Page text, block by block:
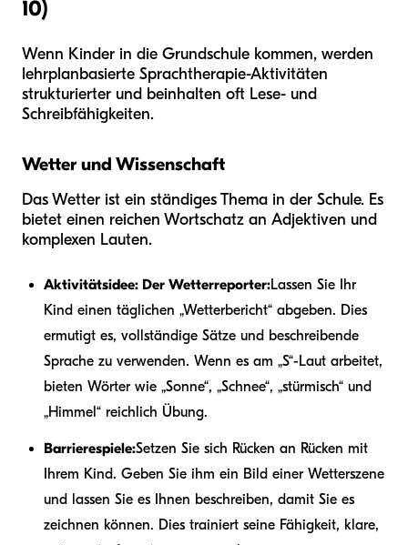
10)
Wenn Kinder in die Grundschule kommen, werden
lehrplanbasierte Sprachtherapie-Aktivitäten
strukturierter und beinhalten oft Lese- und
Schreibfähigkeiten.
Wetter und Wissenschaft
Das Wetter ist ein ständiges Thema in der Schule. Es
bietet einen reichen Wortschatz an Adjektiven und
komplexen Lauten.
Aktivitätsidee: Der Wetterreporter:Lassen Sie Ihr
Kind einen täglichen „Wetterbericht“ abgeben. Dies
ermutigt es, vollständige Sätze und beschreibende
Sprache zu verwenden. Wenn es am „S“-Laut arbeitet,
bieten Wörter wie „Sonne“, „Schnee“, „stürmisch“ und
„Himmel“ reichlich Übung.
Barrierespiele:Setzen Sie sich Rücken an Rücken mit
Ihrem Kind. Geben Sie ihm ein Bild einer Wetterszene
und lassen Sie es Ihnen beschreiben, damit Sie es
zeichnen können. Dies trainiert seine Fähigkeit, klare,